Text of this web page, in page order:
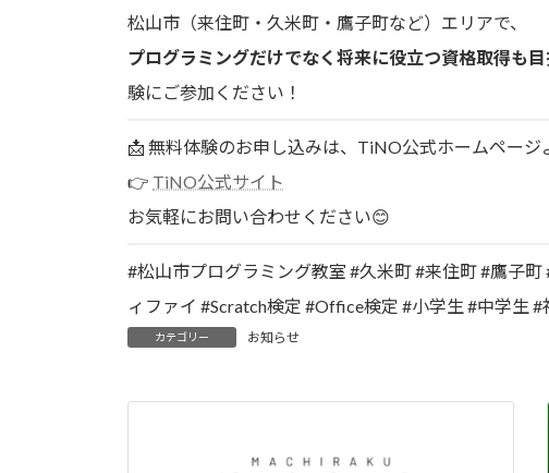
松山市（来住町・久米町・鷹子町など）エリアで、
プログラミングだけでなく将来に役立つ資格取得も
験にご参加ください！
📩 無料体験のお申し込みは、TiNO公式ホームページ
👉 TiNO公式サイト
お気軽にお問い合わせください😊
#松山市プログラミング教室 #久米町 #来住町 #鷹子
ィファイ #Scratch検定 #Office検定 #小学生 #中学生
カテゴリー お知らせ